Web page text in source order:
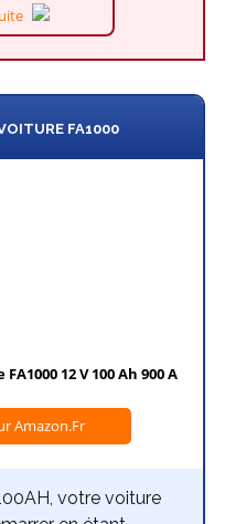
FA1000
12 V 100 Ah 900 A
Amazon.fr
votre voiture